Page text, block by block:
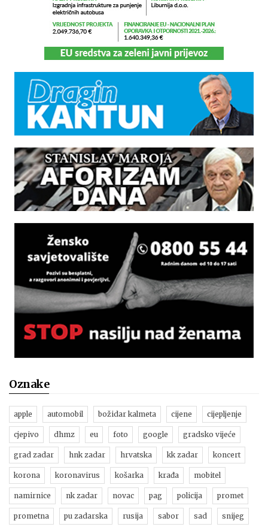
Oznake
apple automobil božidar kalmeta cijene cijepljenje
cjepivo dhmz eu foto google gradsko vijeće
grad zadar hnk zadar hrvatska kk zadar koncert
korona koronavirus košarka krađa mobitel
namirnice nk zadar novac pag policija promet
prometna pu zadarska rusija sabor sad snijeg